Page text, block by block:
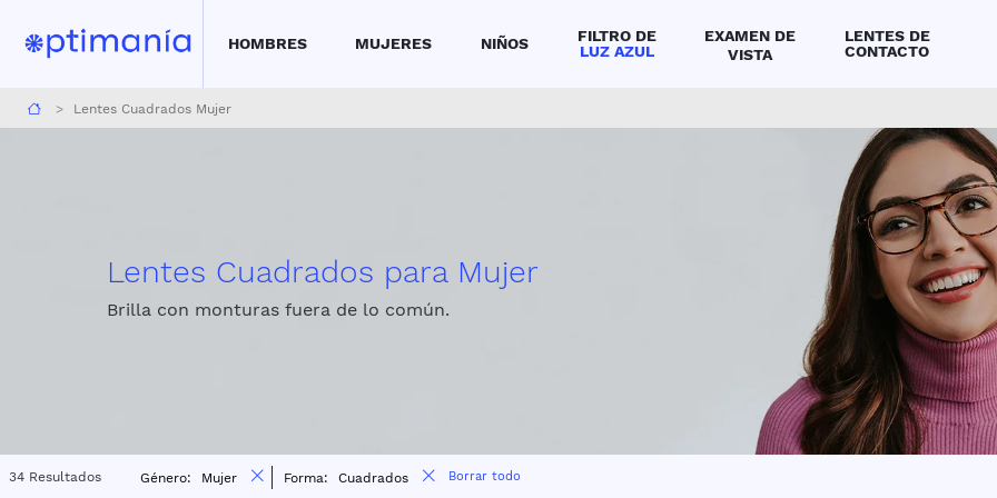
HOMBRES MUJERES NIÑOS
FILTRO DE
LUZ AZUL
EXAMEN DE
VISTA
LENTES DE
CONTACTO
Lentes Cuadrados Mujer
Lentes Cuadrados para Mujer
Brilla con monturas fuera de lo común.
34 Resultados Género: Mujer Forma: Cuadrados Borrar todo